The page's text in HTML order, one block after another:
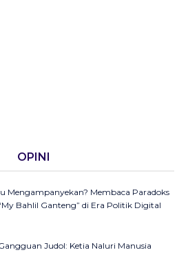
OPINI
Mengampanyekan? Membaca Paradoks
Bahlil Ganteng” di Era Politik Digital
Judol: Ketia Naluri Manusia